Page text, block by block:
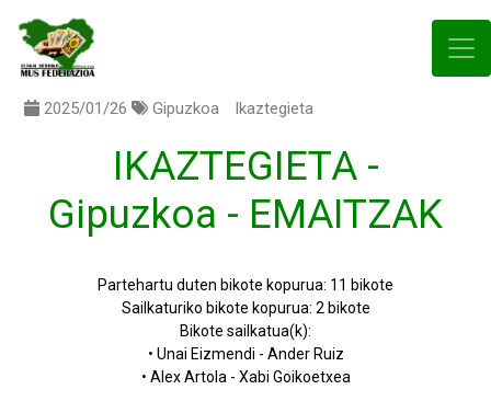
2025/01/26 Gipuzkoa Ikaztegieta
IKAZTEGIETA -
Gipuzkoa - EMAITZAK
Partehartu duten bikote kopurua: 11 bikote
Sailkaturiko bikote kopurua: 2 bikote
Bikote sailkatua(k):
• Unai Eizmendi - Ander Ruiz
• Alex Artola - Xabi Goikoetxea